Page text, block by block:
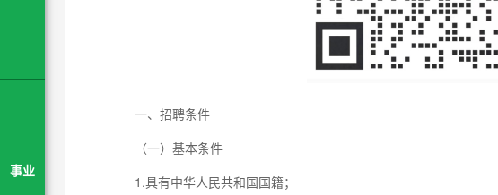
事业
一、招聘条件
（一）基本条件
1.具有中华人民共和国国籍；